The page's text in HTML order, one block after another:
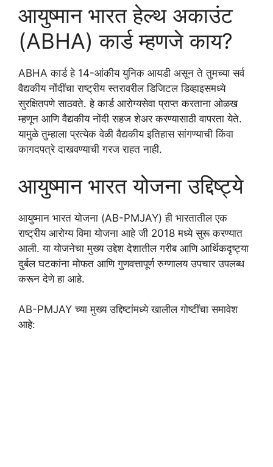
आयुष्मान भारत हेल्थ अकाउंट
(ABHA) कार्ड म्हणजे काय?
ABHA कार्ड हे 14-आंकीय युनिक आयडी असून ते तुमच्या सर्व
वैद्यकीय नोंदींचा राष्ट्रीय स्तरावरील डिजिटल डिव्हाइसमध्ये
सुरक्षितपणे साठवते. हे कार्ड आरोग्यसेवा प्राप्त करताना ओळख
म्हणून आणि वैद्यकीय नोंदी सहज शेअर करण्यासाठी वापरता येते.
यामुळे तुम्हाला प्रत्येक वेळी वैद्यकीय इतिहास सांगण्याची किंवा
कागदपत्रे दाखवण्याची गरज राहत नाही.
आयुष्मान भारत योजना उद्दिष्ट्ये
आयुष्मान भारत योजना (AB-PMJAY) ही भारतातील एक
राष्ट्रीय आरोग्य विमा योजना आहे जी 2018 मध्ये सुरू करण्यात
आली. या योजनेचा मुख्य उद्देश देशातील गरीब आणि आर्थिकदृष्ट्या
दुर्बल घटकांना मोफत आणि गुणवत्तापूर्ण रुग्णालय उपचार उपलब्ध
करून देणे हा आहे.
AB-PMJAY च्या मुख्य उद्दिष्टांमध्ये खालील गोष्टींचा समावेश
आहे: